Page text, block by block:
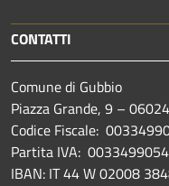
CONTATTI
Comune di Gubbio
Piazza Grande, 9 –
Codice Fiscale:
Partita IVA:
IBAN: IT 44 W 02008